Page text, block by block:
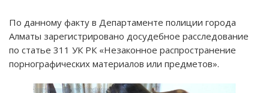
По данному факту в Департаменте полиции города
Алматы зарегистрировано досудебное расследование
по статье 311 УК РК «Незаконное распространение
порнографических материалов или предметов».